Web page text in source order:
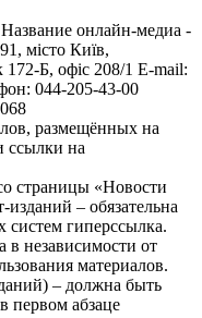
онлайн-медиа -
місто Київ,
Б, офіс 208/1 E-mail:
044-205-43-00
размещённых на
ссылки на
страницы «Новости
– обязательна
систем гиперссылка.
независимости от
материалов.
– должна быть
первом абзаце